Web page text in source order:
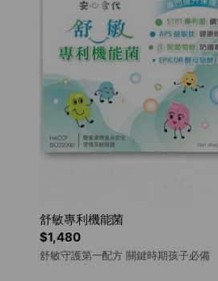
$1,480
舒敏專利機能菌
舒敏守護第一配方 關鍵時期孩子必備